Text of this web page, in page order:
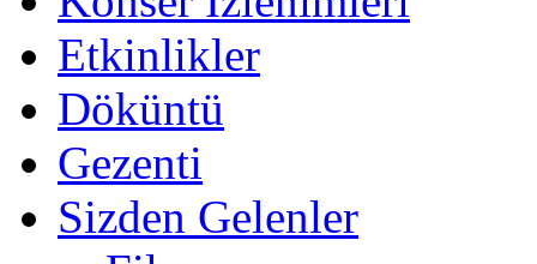
Etkinlikler
Döküntü
Gezenti
Sizden Gelenler